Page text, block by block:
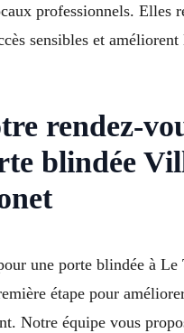
professionnels. Elles
sensibles et
rendez-
blindée
une porte blindée à Le
étape pour
Notre équipe vous